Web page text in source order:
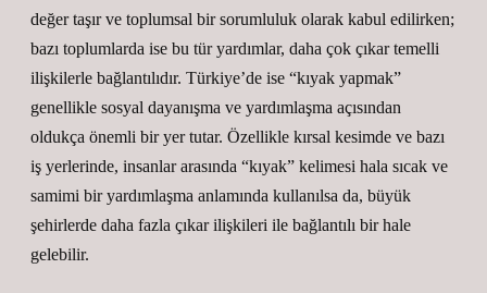
değer taşır ve toplumsal bir sorumluluk olarak kabul edilirken;
bazı toplumlarda ise bu tür yardımlar, daha çok çıkar temelli
ilişkilerle bağlantılıdır. Türkiye’de ise “kıyak yapmak”
genellikle sosyal dayanışma ve yardımlaşma açısından
oldukça önemli bir yer tutar. Özellikle kırsal kesimde ve bazı
iş yerlerinde, insanlar arasında “kıyak” kelimesi hala sıcak ve
samimi bir yardımlaşma anlamında kullanılsa da, büyük
şehirlerde daha fazla çıkar ilişkileri ile bağlantılı bir hale
gelebilir.